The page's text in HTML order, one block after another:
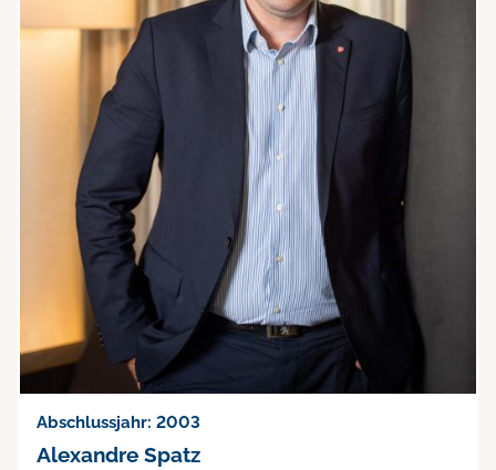
Abschlussjahr: 2003
Alexandre Spatz